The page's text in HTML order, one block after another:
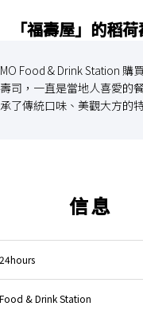
「福壽屋」的稻
Food & Drink Station 購
司，一直是當地人喜愛的
了傳統口味、美觀大方的
信息
24hours
Food & Drink Station